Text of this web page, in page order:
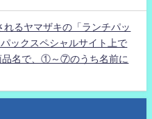
れるヤマザキの「ランチパッ
ックスペシャルサイト上で
品名で、①～⑦のうち名前に